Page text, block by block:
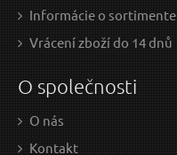
Informácie o sortimente
Vrácení zboží do 14 dnů
O společnosti
O nás
Kontakt